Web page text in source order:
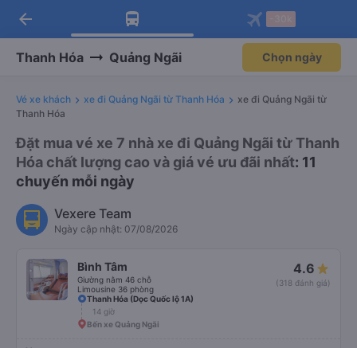
Tải app Vexere ngay!
Nhận ưu đãi thành viên độc
Mở app
Tải app Vexere
-30k/ghế khi đặt vé máy bay qua
Mở app
arrow_back
Thanh Hóa Quảng Ngãi Chọn ngày
Vé xe khách xe đi Quảng Ngãi từ Thanh Hóa
xe đi Quảng Ngãi từ
Thanh Hóa
Đặt mua vé xe 7 nhà xe đi Quảng Ngãi từ Thanh
Hóa chất lượng cao và giá vé ưu đãi nhất: 11
chuyến mỗi ngày
Vexere Team
Ngày cập nhật: 07/08/2026
Bình Tâm
Giường nằm 46 chỗ
Limousine 36 phòng
4.6
(318 đánh giá)
Thanh Hóa (Dọc Quốc lộ 1A)
14 giờ
Bến xe Quảng Ngãi